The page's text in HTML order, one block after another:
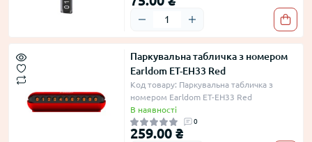
Паркувальна табличка з номером
Earldom ET-EH33 Red
Код товару: Паркувальна табличка з
номером Earldom ET-EH33 Red
В наявності
0
259.00 ₴